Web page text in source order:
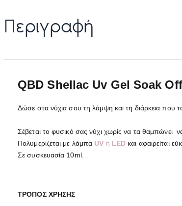
Περιγραφή
QBD Shellac Uv Gel Soak Off
Δώσε στα νύχια σου τη λάμψη και τη διάρκεια που
Σέβεται το φυσικό σας νύχι χωρίς να τα θαμπώνει
Πολυμερίζεται με λάμπα UV ή LED και αφαιρείται
Σε συσκευασία 10ml.
ΤΡΟΠΟΣ ΧΡΗΣΗΣ